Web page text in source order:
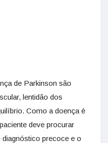
de Parkinson são
lentidão dos
Como a doença é
deve procurar
precoce e o